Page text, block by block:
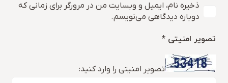
ذخیره نام، ایمیل و وبسایت من در مرورگر برای زمانی که
دوباره دیدگاهی می‌نویسم.
تصویر امنیتی *
تصویر امنیتی را وارد کنید: